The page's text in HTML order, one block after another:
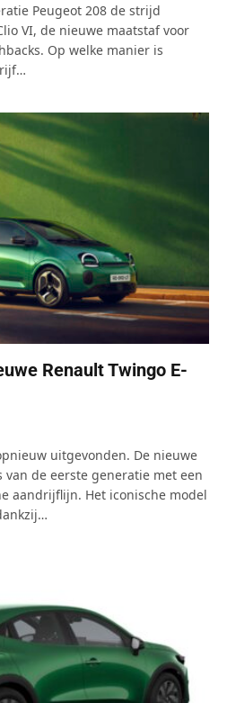
Peugeot 208 de strijd
VI, de nieuwe maatstaf voor
Op welke manier is
Renault Twingo E-
uitgevonden. De nieuwe
de eerste generatie met een
aandrijflijn. Het iconische model